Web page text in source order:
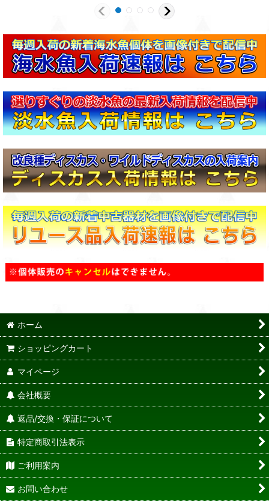
ホーム
ショッピングカート
マイページ
会社概要
返品/交換・保証について
特定商取引法表示
ご利用案内
お問い合わせ